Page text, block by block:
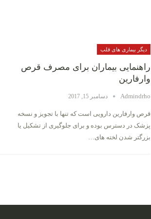
دیگر بیماری های قلب
راهنمایی بیماران برای مصرف قرص
وارفارین
Admindrho دسامبر 15, 2017
قرص وارفارین دارویی است که تنها با تجویز و نسخه
پزشک در دسترس بوده و برای جلوگیری از تشکیل یا
بزرگتر شدن لخته های…